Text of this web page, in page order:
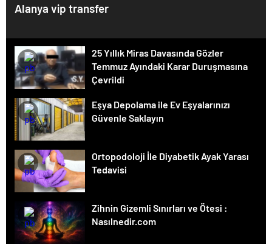
Alanya vip transfer
25 Yıllık Miras Davasında Gözler
Temmuz Ayındaki Karar Duruşmasına
Çevrildi
Eşya Depolama ile Ev Eşyalarınızı
Güvenle Saklayın
Ortopodoloji İle Diyabetik Ayak Yarası
Tedavisi
Zihnin Gizemli Sınırları ve Ötesi :
Nasılnedir.com